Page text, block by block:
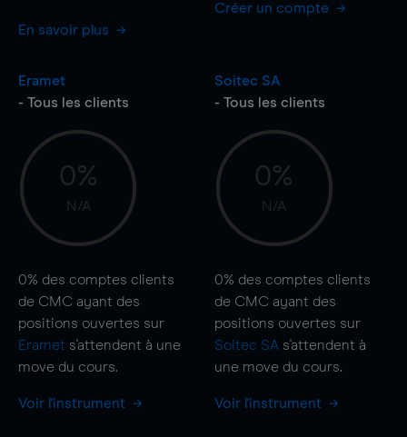
En savoir plus
Créer un compte
Eramet
- Tous les clients
0%
N/A
0% des comptes clients
de CMC ayant des
positions ouvertes sur
Eramet s'attendent à une
move du cours.
Voir l'instrument
Soitec SA
- Tous les clients
0%
N/A
0% des comptes clients
de CMC ayant des
positions ouvertes sur
Soitec SA s'attendent à
une move du cours.
Voir l'instrument